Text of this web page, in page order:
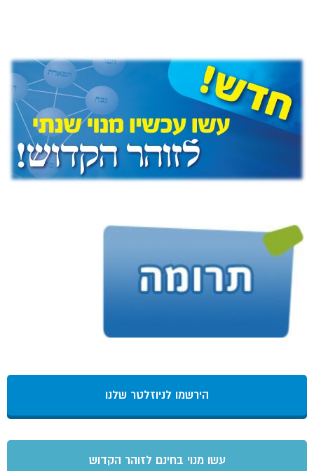
הירשמו לניוזלטר שלנו
עשו מנוי בחינם לזוהר הקדוש